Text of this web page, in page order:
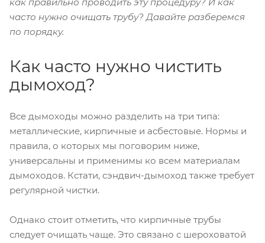
как правильно проводить эту процедуру? И как
часто нужно очищать трубу? Давайте разберемся
по порядку.
Как часто нужно чистить
дымоход?
Все дымоходы можно разделить на три типа:
металлические, кирпичные и асбестовые. Нормы и
правила, о которых мы поговорим ниже,
универсальны и применимы ко всем материалам
дымоходов. Кстати, сэндвич-дымоход также требует
регулярной чистки.
Однако стоит отметить, что кирпичные трубы
следует очищать чаще. Это связано с шероховатой